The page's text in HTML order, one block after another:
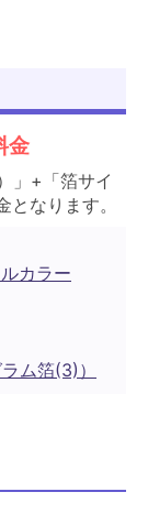
金
」+「箔サイ
なります。
カラー
ム箔(3)）